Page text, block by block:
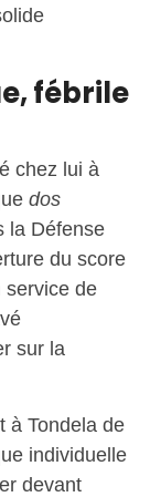
fébrile
chez lui à
dos
la Défense
du score
service de
sur la
à Tondela de
individuelle
devant